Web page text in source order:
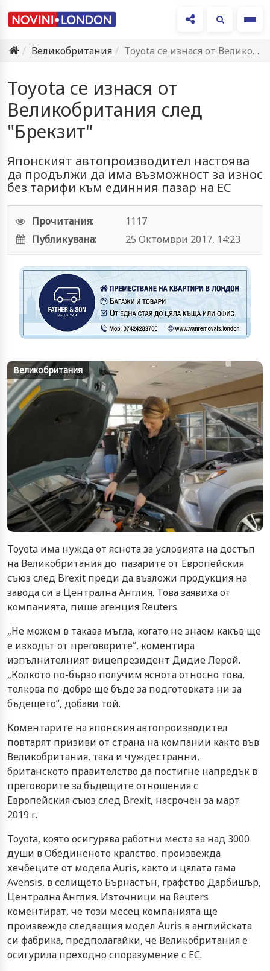
Великобритания
Toyota се изнася от Великобритания след "Брекзит"
Toyota се изнася от
Великобритания след
"Брекзит"
Японският автопроизводител настоява
да продължи да има възможност за износ
без тарифи към единния пазар на ЕС
Прочитания:
1117
Публикувана:
25 Октомври 2017, 14:23
Великобритания
Toyota има нужда от яснота за условията на достъп
на Великобритания до пазарите от Европейския
съюз след Brexit преди да възложи продукция на
завода си в Централна Англия. Това заявиха от
компанията, пише агенция Reuters.
„Не можем в такава мъгла, когато не знаем какъв ще
е изходът от преговорите”, коментира
изпълнителният вицепрезидент Дидие Лерой.
„Колкото по-бързо получим яснота относно това,
толкова по-добре ще бъде за подготовката ни за
бъдещето”, добави той.
Коментарите на японския автопроизводител
повтарят призиви от страна на компании както във
Великобритания, така и чуждестранни,
британското правителство да постигне напредък в
преговорите за бъдещите отношения с
Европейския съюз след Brexit, насрочен за март
2019 г.
Toyota, която осигурява работни места за над 3000
души в Обединеното кралство, произвежда
хечбеците от модела Auris, както и цялата гама
Avensis, в селището Бърнастън, графство Дарбишър,
Централна Англия. Източници на Reuters
коментират, че този месец компанията ще
произвежда следващия модел Auris в английската
си фабрика, предполагайки, че Великобритания е
осигурила преходно споразумение с ЕС.